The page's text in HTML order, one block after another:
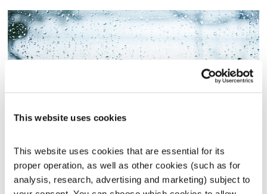
This website uses cookies
This website uses cookies that are essential for its
proper operation, as well as other cookies (such as for
analysis, research, advertising and marketing) subject to
עולם קטן – 17.1.18
עולם קטן
אורי בנקהלטר
17.01.18
01:58:11